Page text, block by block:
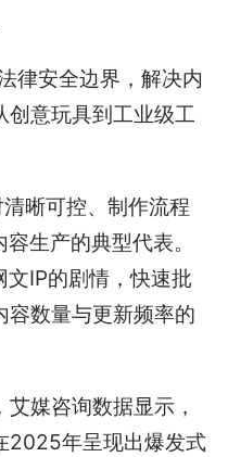
律安全边界，解决内
创意玩具到工业级工
晰可控、制作流程
生产的典型代表。
IP的剧情，快速批
容数量与更新频率的
媒咨询数据显示，
2025年呈现出爆发式